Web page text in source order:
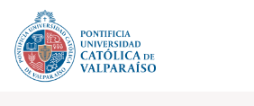
Click acá para ir directamente al contenido